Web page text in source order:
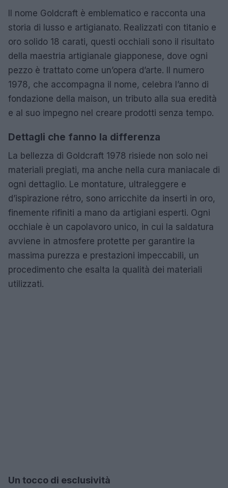
Il nome Goldcraft è emblematico e racconta una
storia di lusso e artigianato. Realizzati con titanio e
oro solido 18 carati, questi occhiali sono il risultato
della maestria artigianale giapponese, dove ogni
pezzo è trattato come un’opera d’arte. Il numero
1978, che accompagna il nome, celebra l’anno di
fondazione della maison, un tributo alla sua eredità
e al suo impegno nel creare prodotti senza tempo.
Dettagli che fanno la differenza
La bellezza di Goldcraft 1978 risiede non solo nei
materiali pregiati, ma anche nella cura maniacale di
ogni dettaglio. Le montature, ultraleggere e
d’ispirazione rétro, sono arricchite da inserti in oro,
finemente rifiniti a mano da artigiani esperti. Ogni
occhiale è un capolavoro unico, in cui la saldatura
avviene in atmosfere protette per garantire la
massima purezza e prestazioni impeccabili, un
procedimento che esalta la qualità dei materiali
utilizzati.
Un tocco di esclusività